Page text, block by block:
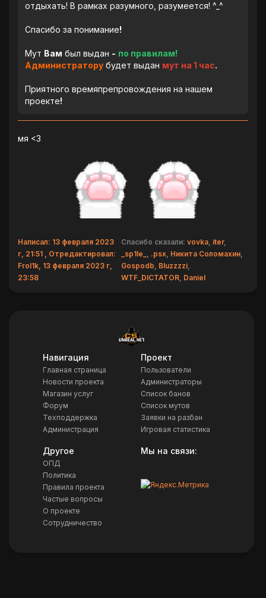
отдыхать! В рамках разумного, разумеется! ^_^
Спасибо за понимание!
Мут Вам был выдан - по правилам!
Администратору будет выдан мут на 1 час.
Приятного времяпрепровождения на нашем
проекте!
мя <3
Написал: 13 февраля 2023
г, 21:51 , Отредактировал:
Frol1k, 13 февраля 2023 г,
23:58
Спасибо сказали:vovka, iter,
_sp1le_ , .psx, Никита Соломахин,
Gospodb, Bluzzzzi,
WTF_DICTATOR, Daniel
Навигация
Главная страница
Новости проекта
Магазин услуг
Форум
Техподдержка
Администрация
Проект
Пользователи
Администраторы
Список банов
Список мутов
Заявки на разбан
Игровая статистика
Другое
ОПД
Политика
Правила проекта
Частые вопросы
О проекте
Сотрудничество
Мы на связи: